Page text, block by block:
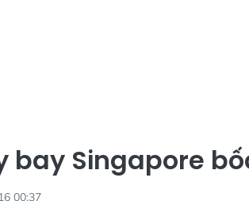
bay Singapore
00:37